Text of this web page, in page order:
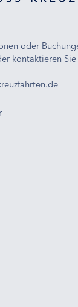
oder
kontaktieren Sie